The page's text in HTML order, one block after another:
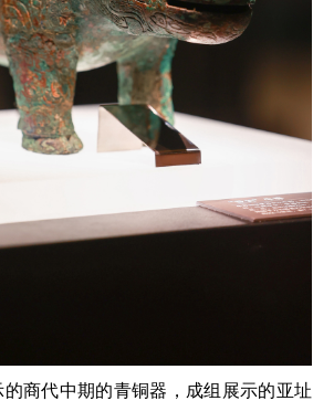
代中期的青铜器，成组展示的亚址